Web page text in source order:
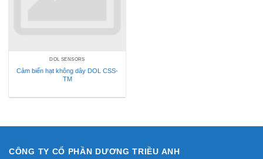
DOL SENSORS
Cảm biến hạt không dây DOL CSS-
TM
CÔNG TY CỔ PHẦN DƯƠNG TRIỀU ANH